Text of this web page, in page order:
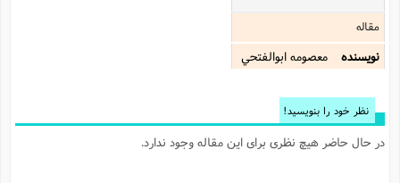
مقاله
نویسنده
معصومه ابوالفتحي
نظر خود را بنویسید!
در حال حاضر هیچ نظری برای این مقاله وجود ندارد.